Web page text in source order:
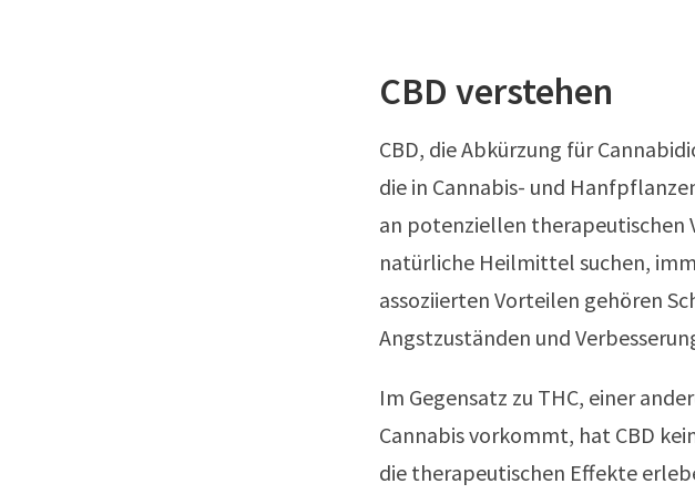
CBD verstehen
CBD, die Abkürzung für
die in Cannabis- und
an potenziellen therapeutischen
natürliche Heilmittel suchen,
assoziierten Vorteilen gehören
Angstzuständen und
Im Gegensatz zu THC, einer
Cannabis vorkommt, hat CBD
die therapeutischen Effekte